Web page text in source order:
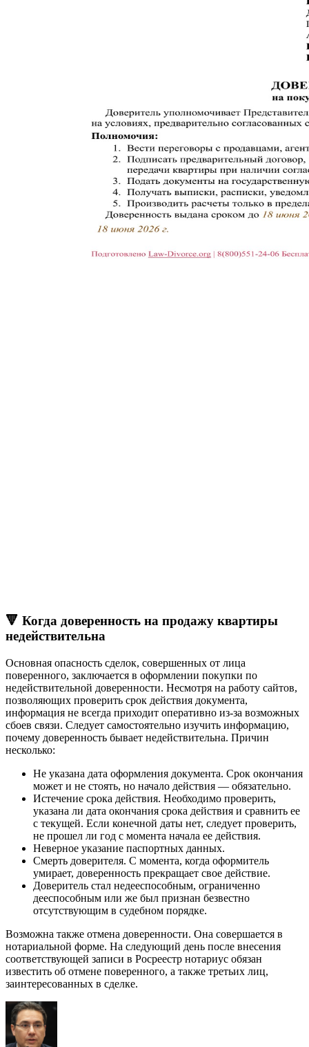
🔻 Когда доверенность на продажу квартиры
недействительна
Основная опасность сделок, совершенных от лица
поверенного, заключается в оформлении покупки по
недействительной доверенности. Несмотря на работу сайтов,
позволяющих проверить срок действия документа,
информация не всегда приходит оперативно из-за возможных
сбоев связи. Следует самостоятельно изучить информацию,
почему доверенность бывает недействительна. Причин
несколько:
Не указана дата оформления документа. Срок окончания
может и не стоять, но начало действия — обязательно.
Истечение срока действия. Необходимо проверить,
указана ли дата окончания срока действия и сравнить ее
с текущей. Если конечной даты нет, следует проверить,
не прошел ли год с момента начала ее действия.
Неверное указание паспортных данных.
Смерть доверителя. С момента, когда оформитель
умирает, доверенность прекращает свое действие.
Доверитель стал недееспособным, ограниченно
дееспособным или же был признан безвестно
отсутствующим в судебном порядке.
Возможна также отмена доверенности. Она совершается в
нотариальной форме. На следующий день после внесения
соответствующей записи в Росреестр нотариус обязан
известить об отмене поверенного, а также третьих лиц,
заинтересованных в сделке.